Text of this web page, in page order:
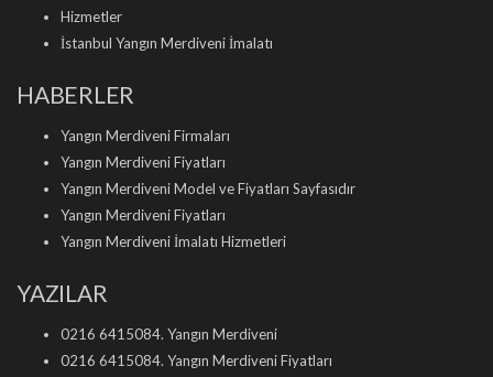
Hizmetler
İstanbul Yangın Merdiveni İmalatı
HABERLER
Yangın Merdiveni Firmaları
Yangın Merdiveni Fiyatları
Yangın Merdiveni Model ve Fiyatları Sayfasıdır
Yangın Merdiveni Fiyatları
Yangın Merdiveni İmalatı Hizmetleri
YAZILAR
0216 6415084. Yangın Merdiveni
0216 6415084. Yangın Merdiveni Fiyatları